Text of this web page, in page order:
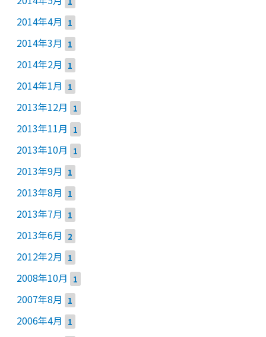
2014年4月 1
2014年3月 1
2014年2月 1
2014年1月 1
2013年12月 1
2013年11月 1
2013年10月 1
2013年9月 1
2013年8月 1
2013年7月 1
2013年6月 2
2012年2月 1
2008年10月 1
2007年8月 1
2006年4月 1